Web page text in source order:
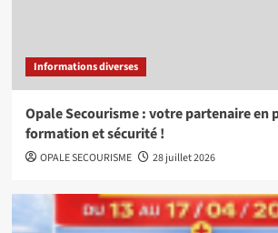
Informations diverses
Opale Secourisme : votre partenaire en
formation et sécurité !
OPALE SECOURISME 28 juillet 2026